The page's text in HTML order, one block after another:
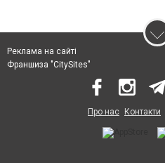
Реклама на сайті
Франшиза "CitySites"
Про нас Контакти